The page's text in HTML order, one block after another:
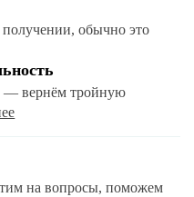
получении, обычно это
— вернём тройную
на вопросы, поможем